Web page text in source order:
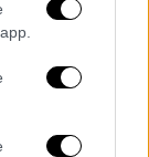
το
και